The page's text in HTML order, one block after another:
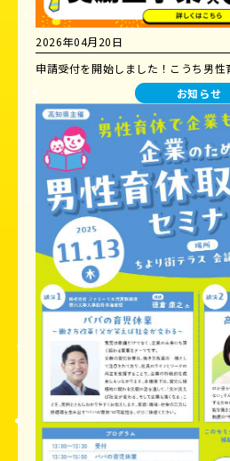
2026年04月20日
申請受付を開始しました！こうち男性
お知らせ